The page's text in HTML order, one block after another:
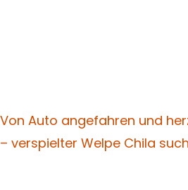
Von Auto angefahren und
– verspielter Welpe Chila